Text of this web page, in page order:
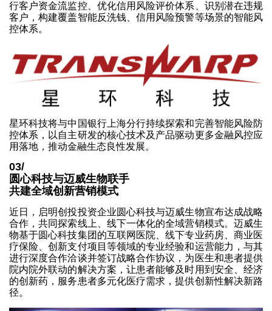
行客户资金流监控、优化信用风险评价体系、识别潜在违规
客户，构建覆盖智能反洗钱、信用风险预警等场景的智能风
控体系。
星环科技将与中国银行上海分行持续探索和完善智能风险防
控体系，以自主研发的核心技术及产品驱动更多金融风控应
用落地，推动金融生态良性发展。
03/
圆心科技与迈威生物联手
共建全域创新营销模式
近日，启明创投投资企业圆心科技与迈威生物宣布达成战略
合作，共同探索线上、线下一体化的全域营销模式。迈威生
物基于圆心科技集团的互联网医院、线下专业药房、商业医
疗保险、创新支付项目等领域的专业经验和运营能力，与其
进行深度合作洽谈并签订战略合作协议，为医生和患者提供
院内院外联动的解决方案，让患者能够及时用到安全、经济
的创新药，服务患者多元化医疗需求，提供创新性解决新路
径。